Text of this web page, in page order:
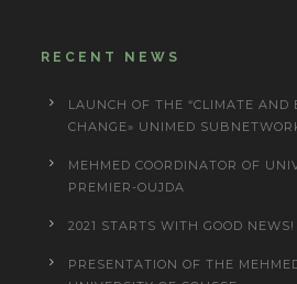
RECENT NEWS
LAUNCH OF THE “CLIMATE AND
CHANGE» UNIMED
MEHMED COORDINATOR OF
PREMIER-OUJDA
2021 STARTS WITH GOOD NEWS!
PRESENTATION OF THE